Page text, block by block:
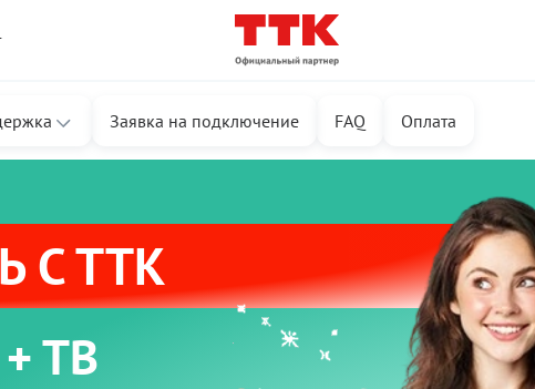
Заявка на подключение FAQ Оплата
С ТТК
ТВ